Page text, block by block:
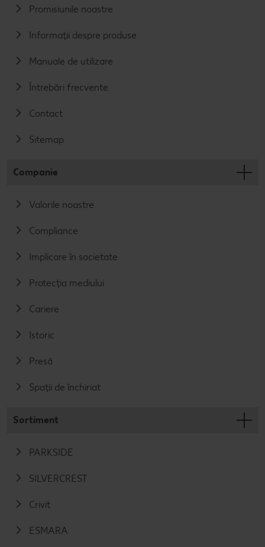
Promisiunile noastre
Informații despre produse
Manuale de utilizare
Întrebări frecvente
Contact
Sitemap
Companie
Valorile noastre
Compliance
Implicare în societate
Protecția mediului
Cariere
Istoric
Presă
Spații de închiriat
Sortiment
PARKSIDE
SILVERCREST
Crivit
ESMARA